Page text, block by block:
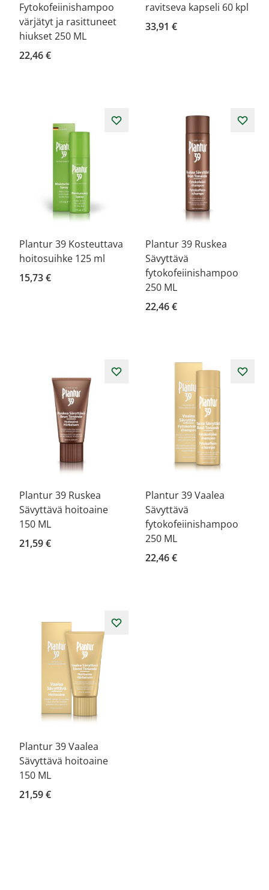
Fytokofeiinishampoo
värjätyt ja rasittuneet
hiukset 250 ML
22,46 €
ravitseva kapseli 60 kpl
33,91 €
Plantur 39 Kosteuttava
hoitosuihke 125 ml
15,73 €
Plantur 39 Ruskea
Sävyttävä
fytokofeiinishampoo
250 ML
22,46 €
Plantur 39 Ruskea
Sävyttävä hoitoaine
150 ML
21,59 €
Plantur 39 Vaalea
Sävyttävä
fytokofeiinishampoo
250 ML
22,46 €
Plantur 39 Vaalea
Sävyttävä hoitoaine
150 ML
21,59 €